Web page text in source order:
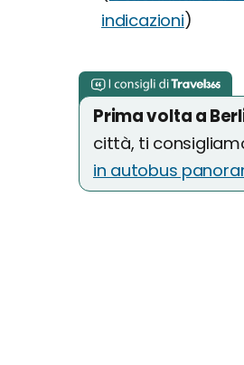
indicazioni)
Prima volta a
città, ti
in autobus